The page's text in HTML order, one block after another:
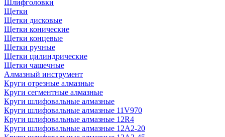
Шлифголовки
Щетки
Щетки дисковые
Щетки конические
Щетки концевые
Щетки ручные
Щетки цилиндрические
Щетки чашечные
Алмазный инструмент
Круги отрезные алмазные
Круги сегментные алмазные
Круги шлифовальные алмазные
Круги шлифовальные алмазные 11V970
Круги шлифовальные алмазные 12R4
Круги шлифовальные алмазные 12А2-20